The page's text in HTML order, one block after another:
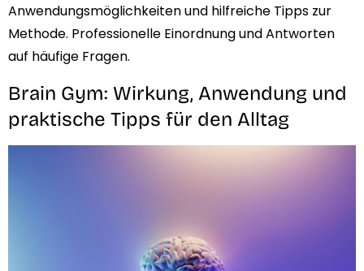
Anwendungsmöglichkeiten und hilfreiche Tipps zur
Methode. Professionelle Einordnung und Antworten
auf häufige Fragen.
Brain Gym: Wirkung, Anwendung und
praktische Tipps für den Alltag